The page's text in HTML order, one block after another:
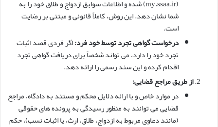
(my.ssaa.ir) شده و اطلاعات سوابق ازدواج و طلاق خود را به
شما نشان دهد. این روش، کاملاً قانونی و مبتنی بر رضایت
است.
درخواست گواهی تجرد توسط خود فرد:اگر فردی قصد اثبات
تجرد خود را دارد، می تواند شخصاً برای دریافت گواهی تجرد
اقدام کرده و این سند رسمی را ارائه دهد.
از طریق مراجع قضایی:
در موارد خاص و با ارائه دلایل محکم و مستند به دادگاه، مراجع
قضایی می توانند به منظور رسیدگی به پرونده های حقوقی
(مانند دعاوی مربوط به ازدواج، طلاق، ارث، یا اثبات نسب)، حکم